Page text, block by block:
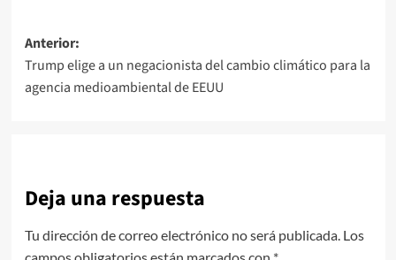
Navegación
de
entradas
Anterior:
Trump elige a un negacionista del cambio climático para la
agencia medioambiental de EEUU
Deja una respuesta
Tu dirección de correo electrónico no será publicada. Los